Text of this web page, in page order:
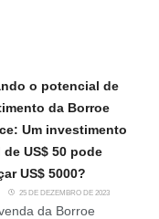
o potencial de
da Borroe
Um investimento
US$ 50 pode
US$ 5000?
25 DE DEZEMBRO DE 2023
da Borroe